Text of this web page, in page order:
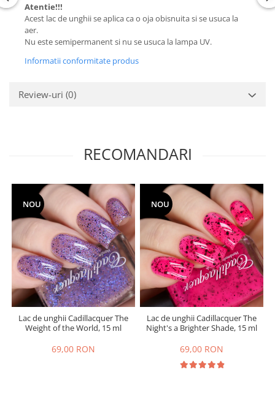
Atentie!!!
Acest lac de unghii se aplica ca o oja obisnuita si se usuca la
aer.
Nu este semipermanent si nu se usuca la lampa UV.
Informatii conformitate produs
Review-uri (0)
RECOMANDARI
NOU
Lac de unghii Cadillacquer The
Weight of the World, 15 ml
69,00 RON
NOU
Lac de unghii Cadillacquer The
Night's a Brighter Shade, 15 ml
69,00 RON